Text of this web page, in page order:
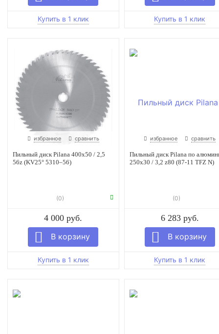
избранное сравнить
Пильный диск Pilanа 400х50 / 2,5
56z (KV25° 5310–56)
(0)
4 000 руб.
избранное сравнить
Пильный диск Pilana по
250x30 / 3,2 z80 (87-11 TFZ N)
(0)
6 283 руб.